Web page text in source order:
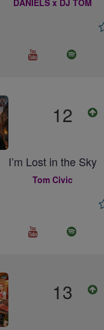
DANIELS x DJ TOM
12
I’m Lost in the Sky
Tom Civic
13